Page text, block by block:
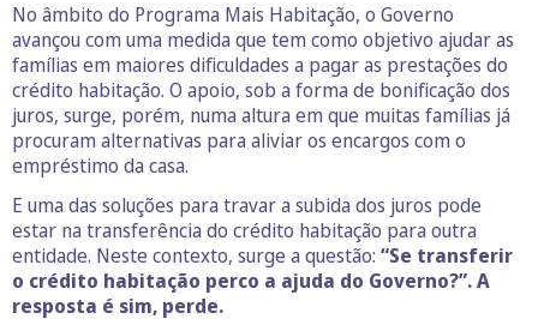
No âmbito do Programa Mais Habitação, o Governo
avançou com uma medida que tem como objetivo ajudar as
famílias em maiores dificuldades a pagar as prestações do
crédito habitação. O apoio, sob a forma de bonificação dos
juros, surge, porém, numa altura em que muitas famílias já
procuram alternativas para aliviar os encargos com o
empréstimo da casa.
E uma das soluções para travar a subida dos juros pode
estar na transferência do crédito habitação para outra
entidade. Neste contexto, surge a questão: “Se transferir
o crédito habitação perco a ajuda do Governo?”. A
resposta é sim, perde.